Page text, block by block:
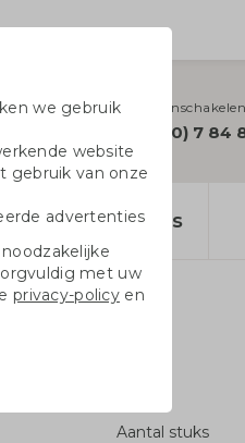
Hulplijn
+32 (0) 7 84
Tote bags
Aantal stuks
we gebruik
website
gebruik van onze
advertenties
met uw
privacy-policyen